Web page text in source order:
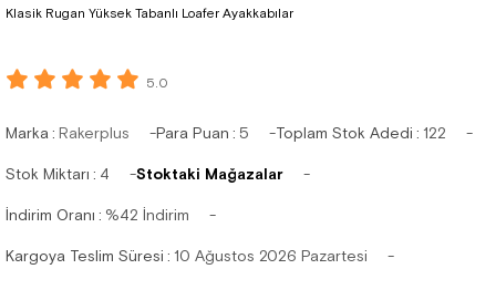
Klasik Rugan Yüksek Tabanlı Loafer Ayakkabılar
5.0
Marka : Rakerplus Para Puan : 5 Toplam Stok Adedi : 122
Stok Miktarı : 4 Stoktaki Mağazalar
İndirim Oranı : %42 İndirim
Kargoya Teslim Süresi : 10 Ağustos 2026 Pazartesi